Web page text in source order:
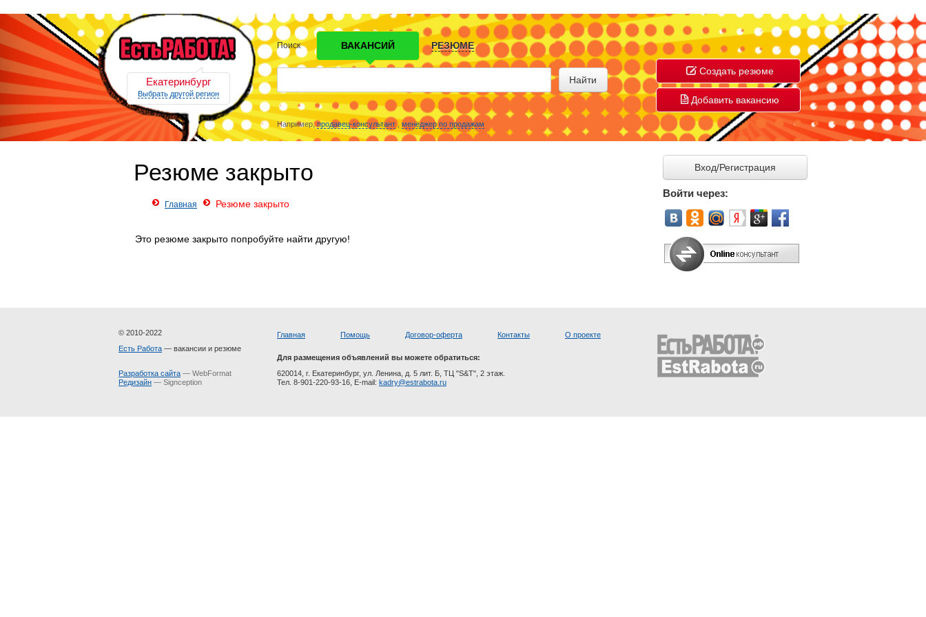
Екатеринбург
Выбрать другой регион
Поиск ВАКАНСИЙ РЕЗЮМЕ
Найти
Например,продавец-консультант, менеджер по продажам
Создать резюме
Добавить вакансию
Резюме закрыто
Главная Резюме закрыто
Это резюме закрыто попробуйте найти другую!
Вход/Регистрация
Войти через:
© 2010-2022
Есть Работа — вакансии и резюме
Разработка сайта — WebFormat
Редизайн — Signception
Главная Помощь Договор-оферта Контакты О проекте
Для размещения объявлений вы можете обратиться:
620014, г. Екатеринбург, ул. Ленина, д. 5 лит. Б, ТЦ "S&T", 2 этаж.
Тел. 8-901-220-93-16, E-mail: kadry@estrabota.ru